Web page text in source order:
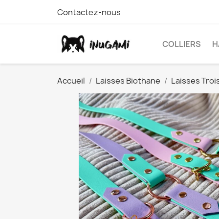
Contactez-nous
COLLIERS
Accueil Laisses Biothane Laisses